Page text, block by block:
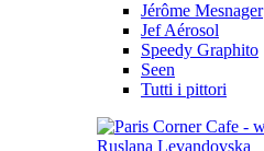
Jérôme Mesnager
Jef Aérosol
Speedy Graphito
Seen
Tutti i pittori